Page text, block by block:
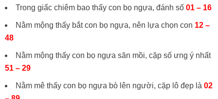
Trong giấc chiêm bao thấy con bọ ngựa, đánh số 01 – 16
Nằm mộng thấy bắt con bọ ngựa, nên lựa chọn con 12 –
48
Nằm mộng thấy con bọ ngựa săn mồi, cặp số ưng ý nhất
51 – 29
Nằm mê thấy con bọ ngựa bò lên người, cặp lô đẹp là 02